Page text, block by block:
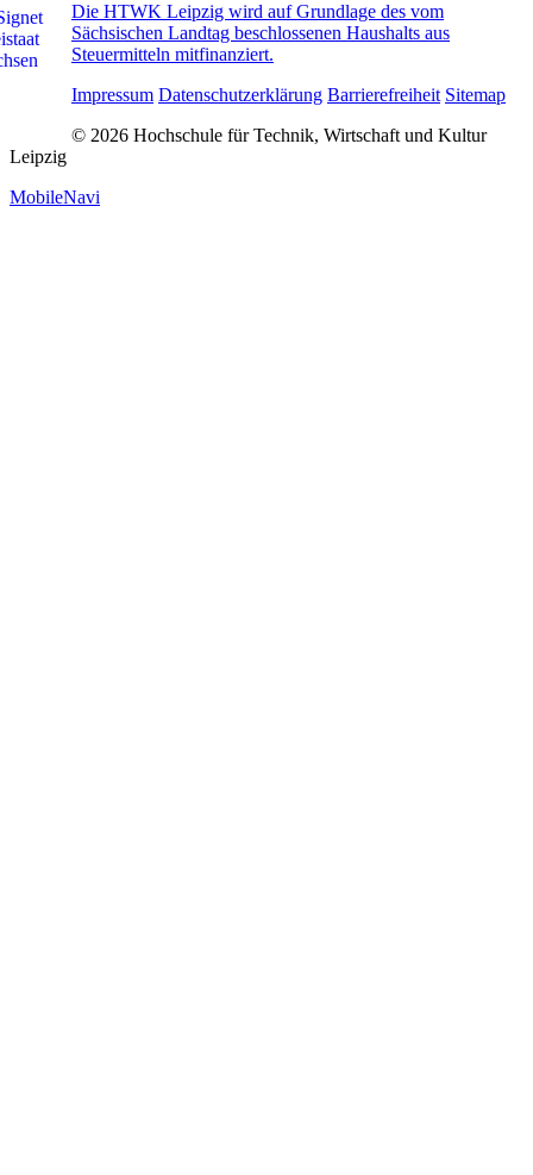
Die HTWK Leipzig wird auf Grundlage des vom
Sächsischen Landtag beschlossenen Haushalts aus
Steuermitteln mitfinanziert.
Impressum Datenschutzerklärung Barrierefreiheit Sitemap
© 2026 Hochschule für Technik, Wirtschaft und Kultur
Leipzig
MobileNavi